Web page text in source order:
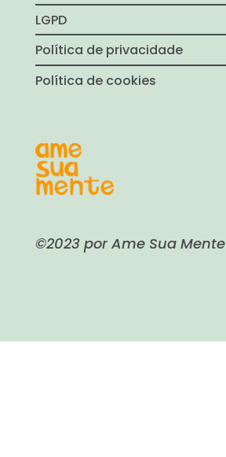
LGPD
Política de privacidade
Política de cookies
©2023 por Ame Sua Mente